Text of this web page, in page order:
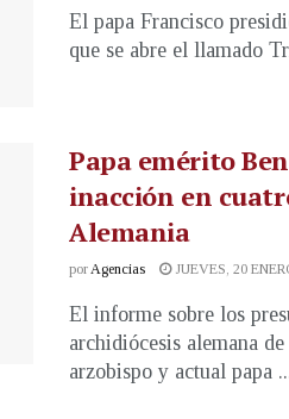
El papa Francisco
que se abre el llamado
Papa emérito
inacción en
Alemania
porAgencias JUEVES, 20
El informe sobre los
archidiócesis alemana
arzobispo y actual papa